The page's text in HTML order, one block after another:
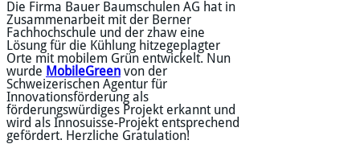
Die Firma Bauer Baumschulen AG hat in
Zusammenarbeit mit der Berner
Fachhochschule und der zhaw eine
Lösung für die Kühlung hitzegeplagter
Orte mit mobilem Grün entwickelt. Nun
wurde MobileGreen von der
Schweizerischen Agentur für
Innovationsförderung als
förderungswürdiges Projekt erkannt und
wird als Innosuisse-Projekt entsprechend
gefördert. Herzliche Gratulation!